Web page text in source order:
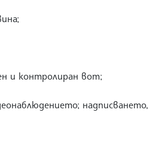
и контролиран вот;
надписването,